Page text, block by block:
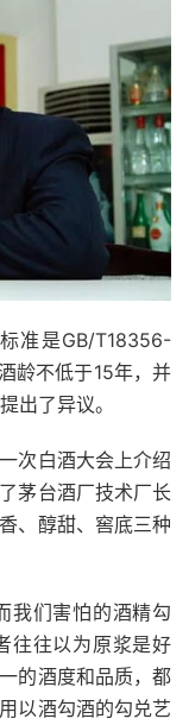
准是GB/T18356-
龄不低于15年，并
出了异议。
次白酒大会上介绍
茅台酒厂技术厂长
、醇甜、窖底三种
我们害怕的酒精勾
往往以为原浆是好
的酒度和品质，都
以酒勾酒的勾兑艺